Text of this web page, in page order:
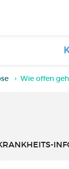
Wie offen